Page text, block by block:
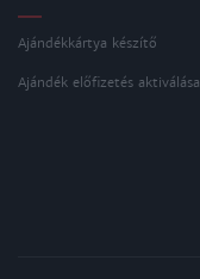
Ajándékkártya készítő
Ajándék előfizetés aktiválása